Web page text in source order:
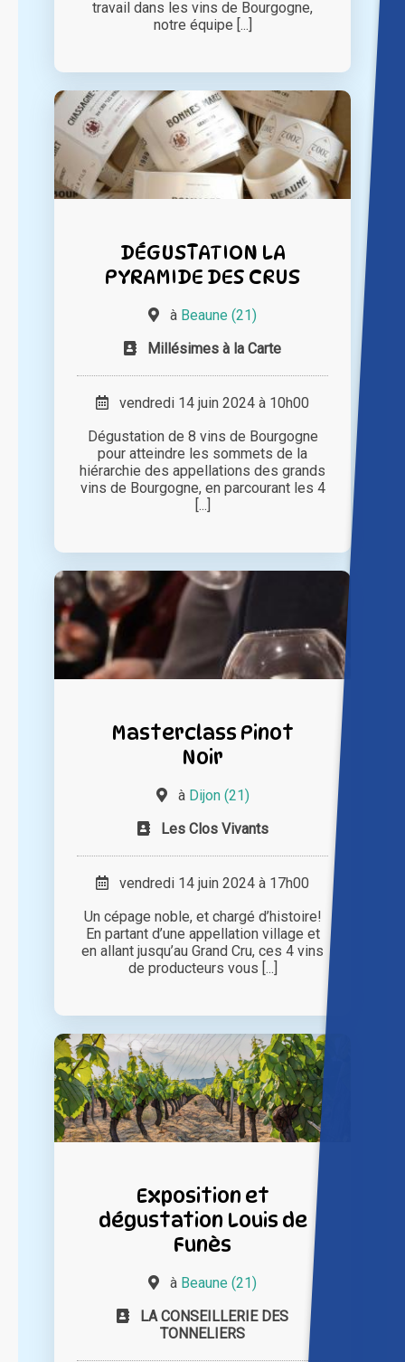
travail dans les vins de Bourgogne,
notre équipe [...]
DÉGUSTATION LA
PYRAMIDE DES CRUS
à Beaune (21)
Millésimes à la Carte
vendredi 14 juin 2024 à 10h00
Dégustation de 8 vins de Bourgogne
pour atteindre les sommets de la
hiérarchie des appellations des grands
vins de Bourgogne, en parcourant les 4
[...]
Masterclass Pinot
Noir
à Dijon (21)
Les Clos Vivants
vendredi 14 juin 2024 à 17h00
Un cépage noble, et chargé d’histoire!
En partant d’une appellation village et
en allant jusqu’au Grand Cru, ces 4 vins
de producteurs vous [...]
Exposition et
dégustation Louis de
Funès
à Beaune (21)
LA CONSEILLERIE DES
TONNELIERS